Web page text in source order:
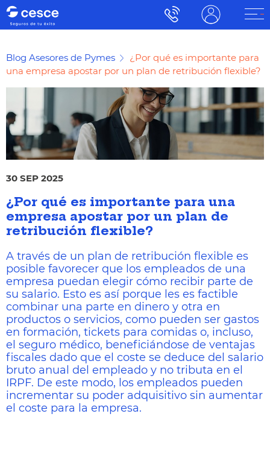
Blog Asesores de Pymes
¿Por qué es importante para
una empresa apostar por un plan de retribución flexible?
30 SEP 2025
¿Por qué es importante para una
empresa apostar por un plan de
retribución flexible?
A través de un plan de retribución flexible es
posible favorecer que los empleados de una
empresa puedan elegir cómo recibir parte de
su salario. Esto es así porque les es factible
combinar una parte en dinero y otra en
productos o servicios, como pueden ser gastos
en formación, tickets para comidas o, incluso,
el seguro médico, beneficiándose de ventajas
fiscales dado que el coste se deduce del salario
bruto anual del empleado y no tributa en el
IRPF. De este modo, los empleados pueden
incrementar su poder adquisitivo sin aumentar
el coste para la empresa.